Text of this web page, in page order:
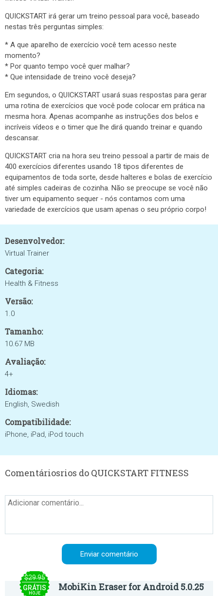
QUICKSTART irá gerar um treino pessoal para você, baseado
nestas três perguntas simples:
* A que aparelho de exercício você tem acesso neste
momento?
* Por quanto tempo você quer malhar?
* Que intensidade de treino você deseja?
Em segundos, o QUICKSTART usará suas respostas para gerar
uma rotina de exercícios que você pode colocar em prática na
mesma hora. Apenas acompanhe as instruções dos belos e
incríveis vídeos e o timer que lhe dirá quando treinar e quando
descansar.
QUICKSTART cria na hora seu treino pessoal a partir de mais de
400 exercícios diferentes usando 18 tipos diferentes de
equipamentos de toda sorte, desde halteres e bolas de exercício
até simples cadeiras de cozinha. Não se preocupe se você não
tiver um equipamento sequer - nós contamos com uma
variedade de exercícios que usam apenas o seu próprio corpo!
Desenvolvedor:
Virtual Trainer
Categoria:
Health & Fitness
Versão:
1.0
Tamanho:
10.67 MB
Avaliação:
4+
Idiomas:
English, Swedish
Compatibilidade:
iPhone, iPad, iPod touch
Comentáriosrios do QUICKSTART FITNESS
$29.95
GRÁTIS
HOJE
MobiKin Eraser for Android 5.0.25